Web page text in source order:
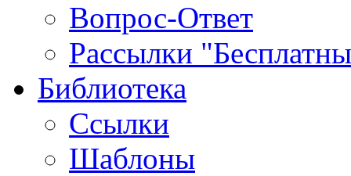
Вопрос-Ответ
Рассылки
Библиотека
Ссылки
Шаблоны